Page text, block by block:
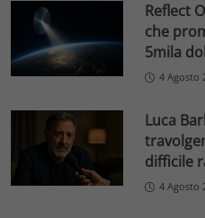
Reflect
che
5mila
4 Agosto
Luca
difficile
4 Agosto